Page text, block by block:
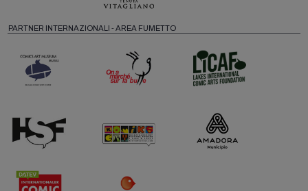
PARTNER INTERNAZIONALI - AREA FUMETTO